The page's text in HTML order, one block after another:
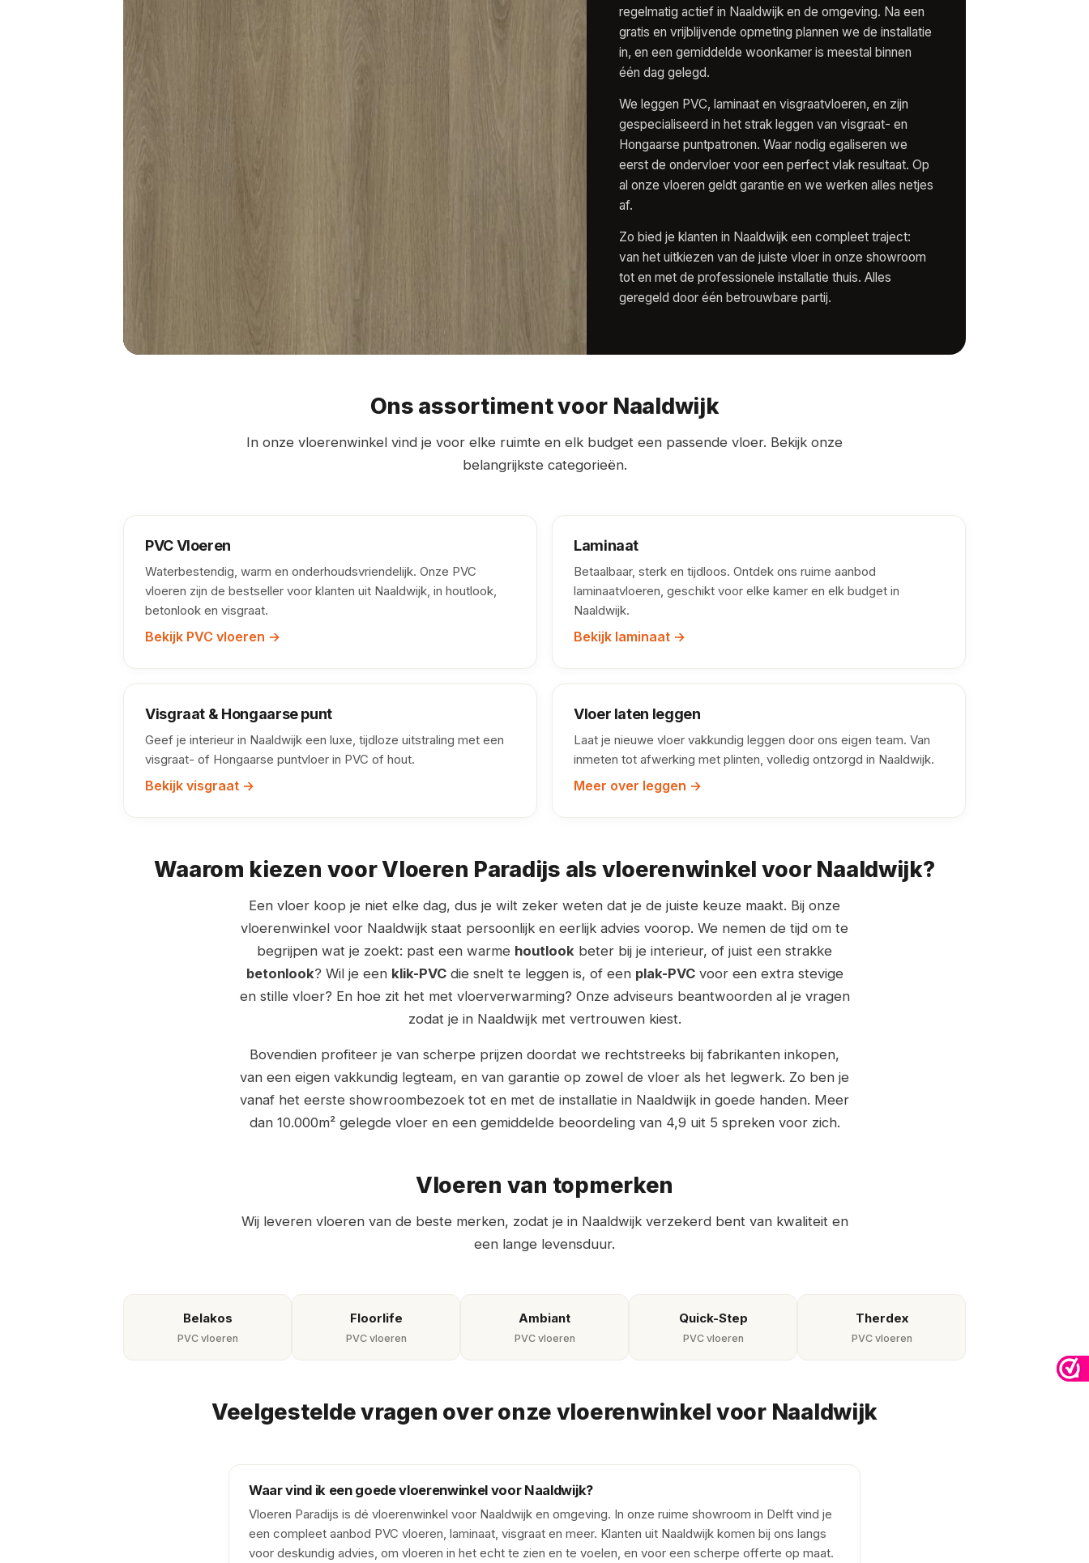
regelmatig actief in Naaldwijk en de omgeving. Na een
gratis en vrijblijvende opmeting plannen we de installatie
in, en een gemiddelde woonkamer is meestal binnen
één dag gelegd.
We leggen PVC, laminaat en visgraatvloeren, en zijn
gespecialiseerd in het strak leggen van visgraat- en
Hongaarse puntpatronen. Waar nodig egaliseren we
eerst de ondervloer voor een perfect vlak resultaat. Op
al onze vloeren geldt garantie en we werken alles netjes
af.
Zo bied je klanten in Naaldwijk een compleet traject:
van het uitkiezen van de juiste vloer in onze showroom
tot en met de professionele installatie thuis. Alles
geregeld door één betrouwbare partij.
Ons assortiment voor Naaldwijk
In onze vloerenwinkel vind je voor elke ruimte en elk budget een passende vloer. Bekijk onze
belangrijkste categorieën.
PVC Vloeren
Waterbestendig, warm en onderhoudsvriendelijk. Onze PVC
vloeren zijn de bestseller voor klanten uit Naaldwijk, in houtlook,
betonlook en visgraat.
Bekijk PVC vloeren →
Laminaat
Betaalbaar, sterk en tijdloos. Ontdek ons ruime aanbod
laminaatvloeren, geschikt voor elke kamer en elk budget in
Naaldwijk.
Bekijk laminaat →
Visgraat & Hongaarse punt
Geef je interieur in Naaldwijk een luxe, tijdloze uitstraling met een
visgraat- of Hongaarse puntvloer in PVC of hout.
Bekijk visgraat →
Vloer laten leggen
Laat je nieuwe vloer vakkundig leggen door ons eigen team. Van
inmeten tot afwerking met plinten, volledig ontzorgd in Naaldwijk.
Meer over leggen →
Waarom kiezen voor Vloeren Paradijs als vloerenwinkel voor Naaldwijk?
Een vloer koop je niet elke dag, dus je wilt zeker weten dat je de juiste keuze maakt. Bij onze
vloerenwinkel voor Naaldwijk staat persoonlijk en eerlijk advies voorop. We nemen de tijd om te
begrijpen wat je zoekt: past een warme houtlook beter bij je interieur, of juist een strakke
betonlook? Wil je een klik-PVCdie snelt te leggen is, of een plak-PVCvoor een extra stevige
en stille vloer? En hoe zit het met vloerverwarming? Onze adviseurs beantwoorden al je vragen
zodat je in Naaldwijk met vertrouwen kiest.
Bovendien profiteer je van scherpe prijzen doordat we rechtstreeks bij fabrikanten inkopen,
van een eigen vakkundig legteam, en van garantie op zowel de vloer als het legwerk. Zo ben je
vanaf het eerste showroombezoek tot en met de installatie in Naaldwijk in goede handen. Meer
dan 10.000m² gelegde vloer en een gemiddelde beoordeling van 4,9 uit 5 spreken voor zich.
Vloeren van topmerken
Wij leveren vloeren van de beste merken, zodat je in Naaldwijk verzekerd bent van kwaliteit en
een lange levensduur.
Belakos
PVC vloeren
Floorlife
PVC vloeren
Ambiant
PVC vloeren
Quick-Step
PVC vloeren
Therdex
PVC vloeren
Veelgestelde vragen over onze vloerenwinkel voor Naaldwijk
Waar vind ik een goede vloerenwinkel voor Naaldwijk?
Vloeren Paradijs is dé vloerenwinkel voor Naaldwijk en omgeving. In onze ruime showroom in Delft vind je
een compleet aanbod PVC vloeren, laminaat, visgraat en meer. Klanten uit Naaldwijk komen bij ons langs
voor deskundig advies, om vloeren in het echt te zien en te voelen, en voor een scherpe offerte op maat.